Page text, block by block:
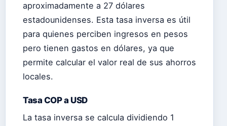
aproximadamente a 27 dólares
estadounidenses. Esta tasa inversa es útil
para quienes perciben ingresos en pesos
pero tienen gastos en dólares, ya que
permite calcular el valor real de sus ahorros
locales.
Tasa COP a USD
La tasa inversa se calcula dividiendo 1